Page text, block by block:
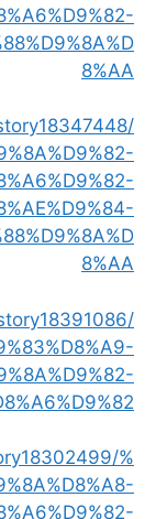
8%AA
8%AA
%